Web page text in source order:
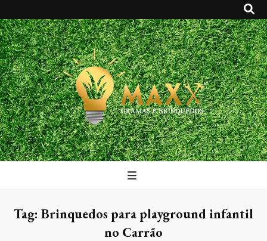
Maxx Gramas
Blog
Tag: Brinquedos para playground infantil
no Carrão